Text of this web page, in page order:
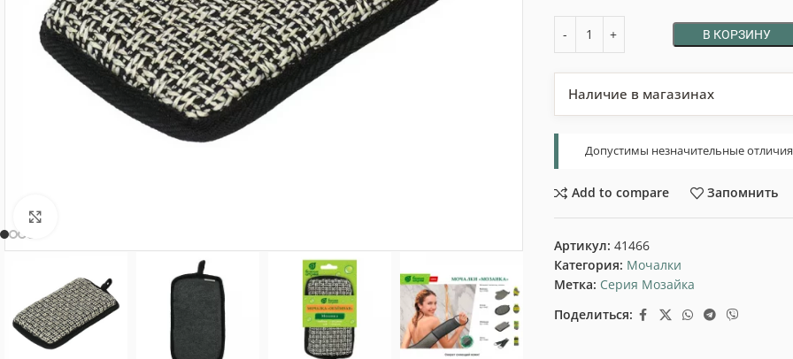
В КОРЗИНУ
Наличие в магазинах
Допустимы незначительные
Add to compare Запомнить
Артикул: 41466
Категория: Мочалки
Метка: Серия Мозайка
Поделиться: